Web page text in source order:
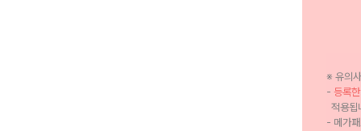
※ 유의
- 등록
적용됩
- 메가